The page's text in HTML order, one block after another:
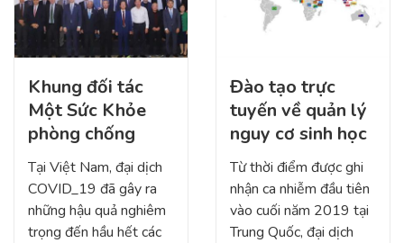
Khung đối tác
Một Sức Khỏe
phòng chống
bệnh truyền lây
từ động vật sang
người
Tại Việt Nam, đại dịch
COVID_19 đã gây ra
những hậu quả nghiêm
trọng đến hầu hết các
Đào tạo trực
tuyến về quản lý
nguy cơ sinh học
dựa trên trường
hợp dịch bệnh
Covid-19, góc
nhìn của sinh viên
Từ thời điểm được ghi
nhận ca nhiễm đầu tiên
vào cuối năm 2019 tại
Trung Quốc, đại dịch